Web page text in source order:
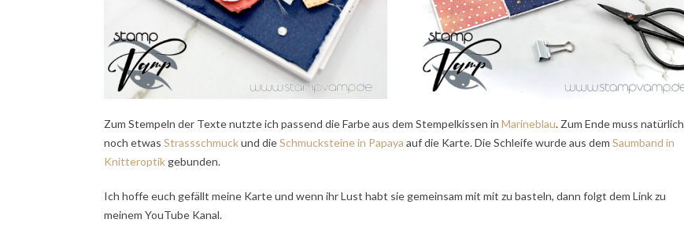
Zum Stempeln der Texte nutzte ich passend die Farbe aus dem Stempelkissen in Marineblau. Zum Ende muss natürlich
noch etwas Strassschmuckund dieSchmucksteine in Papaya auf die Karte. Die Schleife wurde aus dem Saumband in
Knitteroptik gebunden.
Ich hoffe euch gefällt meine Karte und wenn ihr Lust habt sie gemeinsam mit mit zu basteln, dann folgt dem Link zu
meinem YouTube Kanal.